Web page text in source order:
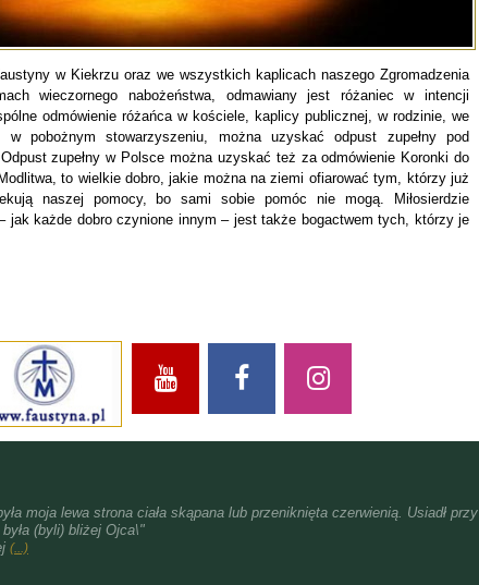
w Kiekrzu oraz we wszystkich kaplicach naszego Zgromadzenia
wieczornego nabożeństwa, odmawiany jest różaniec w intencji
odmówienie różańca w kościele, kaplicy publicznej, w rodzinie, we
w pobożnym stowarzyszeniu, można uzyskać odpust zupełny pod
zupełny w Polsce można uzyskać też za odmówienie Koronki do
to wielkie dobro, jakie można na ziemi ofiarować tym, którzy już
naszej pomocy, bo sami sobie pomóc nie mogą. Miłosierdzie
jak każde dobro czynione innym – jest także bogactwem tych, którzy je
moja lewa strona ciała skąpana lub przeniknięta czerwienią. Usiadł przy
(byli) bliżej Ojca\"
(...)